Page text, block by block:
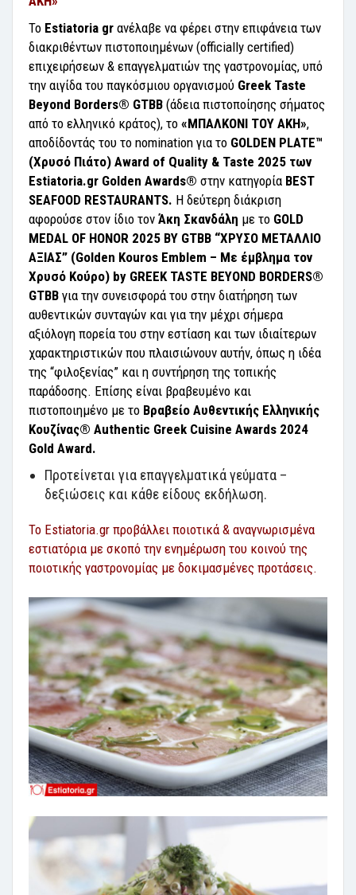
Το Estiatoria gr ανέλαβε να φέρει στην επιφάνεια των
διακριθέντων πιστοποιημένων (officially certified)
επιχειρήσεων & επαγγελματιών της γαστρονομίας, υπό
την αιγίδα του παγκόσμιου οργανισμού Greek Taste
Beyond Borders® GTBB (άδεια πιστοποίησης σήματος
από το ελληνικό κράτος), το «ΜΠΑΛΚΟΝΙ ΤΟΥ ΑΚΗ»,
αποδίδοντάς του το nomination για το GOLDEN PLATE™
(Χρυσό Πιάτο) Award of Quality & Taste 2025 των
Estiatoria.gr Golden Awards® στην κατηγορία BEST
SEAFOOD RESTAURANTS. Η δεύτερη διάκριση
αφορούσε στον ίδιο τον Άκη Σκανδάλη με το GOLD
MEDAL OF HONOR 2025 BY GTBB “ΧΡΥΣΟ ΜΕΤΑΛΛΙΟ
ΑΞΙΑΣ” (Golden Kouros Emblem – Με έμβλημα τον
Χρυσό Κούρο) by GREEK TASTE BEYOND BORDERS®
GTBB για την συνεισφορά του στην διατήρηση των
αυθεντικών συνταγών και για την μέχρι σήμερα
αξιόλογη πορεία του στην εστίαση και των ιδιαίτερων
χαρακτηριστικών που πλαισιώνουν αυτήν, όπως η ιδέα
της “φιλοξενίας” και η συντήρηση της τοπικής
παράδοσης. Επίσης είναι βραβευμένο και
πιστοποιημένο με το Βραβείο Αυθεντικής Ελληνικής
Κουζίνας® Authentic Greek Cuisine Awards 2024
Gold Award.
Προτείνεται για επαγγελματικά γεύματα –
δεξιώσεις και κάθε είδους εκδήλωση.
Το Estiatoria.gr προβάλλει ποιοτικά & αναγνωρισμένα
εστιατόρια με σκοπό την ενημέρωση του κοινού της
ποιοτικής γαστρονομίας με δοκιμασμένες προτάσεις.